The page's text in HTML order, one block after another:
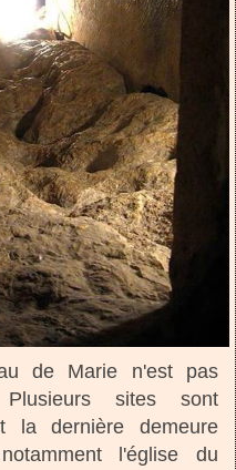
de Marie n'est pas
sites sont
la dernière demeure
l'église du